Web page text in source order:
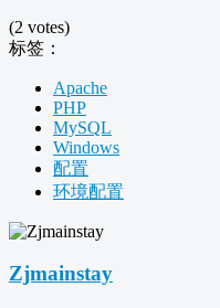
(2 votes)
标签：
Apache
PHP
MySQL
Windows
配置
环境配置
Zjmainstay